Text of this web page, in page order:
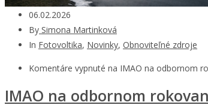
06.02.2026
By Simona Martinková
In Fotovoltika, Novinky, Obnoviteľné zdroje
Komentáre vypnuté na IMAO na odbornom
IMAO na odbornom